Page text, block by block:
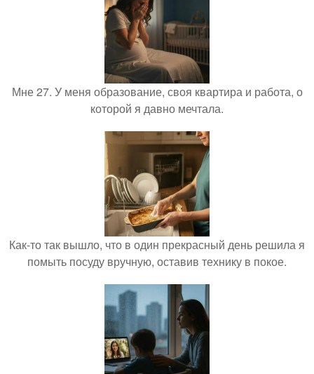
Мне 27. У меня образование, своя квартира и работа, о
которой я давно мечтала.
Как-то так вышло, что в один прекрасный день решила я
помыть посуду вручную, оставив технику в покое.